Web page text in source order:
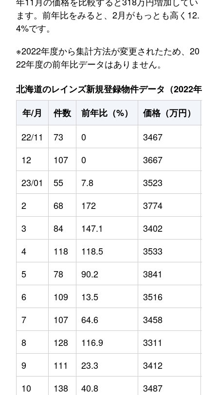
ます。前年比をみると、2月がもっとも高く12.
4%です。
※2022年度から集計方法が変更されたため、20
22年度の前年比データはありません。
北海道のレインズ新規登録物件データ（2022年11
年/月
件数 前年比（%） 価格（万円）
22/11
73 0 3467
12
107 0 3667
23/01
55 7.8 3523
2
68 172 3774
3
84 147.1 3402
4
118 118.5 3533
5
78 90.2 3841
6
109 13.5 3516
7
107 64.6 3458
8
128 116.9 3311
9
111 23.3 3412
10
138 40.8 3487